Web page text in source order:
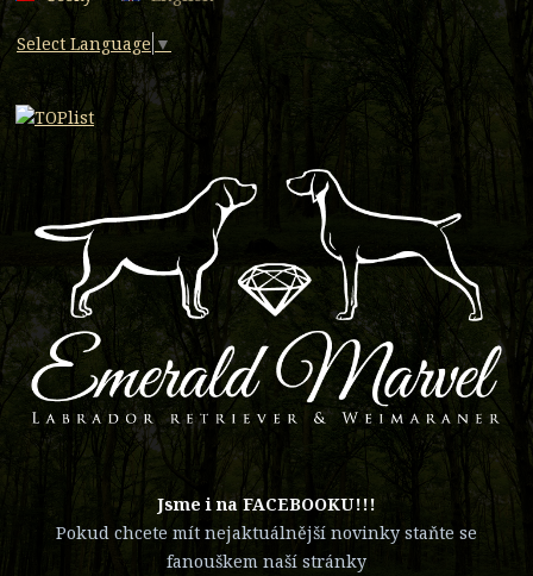
Select Language ▼
​Jsme i na FACEBOOKU!!!
Pokud chcete mít nejaktuálnější novinky staňte se
fanouškem naší stránky